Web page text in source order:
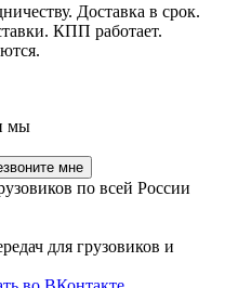
Доставка в срок.
КПП работает.
мы
мне
по всей России
для грузовиков и